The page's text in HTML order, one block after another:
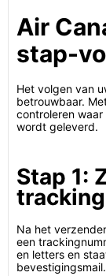
Air
stap-
Het volgen van
betrouwbaar.
controleren
wordt geleverd.
Stap 1:
Na het
een
en letters en
bevestigingsmail.